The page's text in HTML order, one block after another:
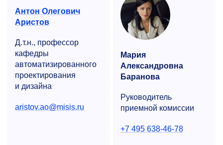
Антон Олегович
Аристов
Д.т.н., профессор
кафедры
автоматизиро­ванного
проектирования
и дизайна
aristov.ao@misis.ru
Мария
Александровна
Баранова
Руководитель
приемной комиссии
+7 495 638-46-78